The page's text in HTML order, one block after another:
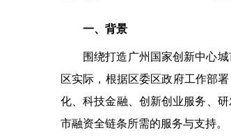
一、背景
围绕打造广州国家创新中心
区实际，根据区委区政府工作部
化、科技金融、创新创业服务、
市融资全链条所需的服务与支持。